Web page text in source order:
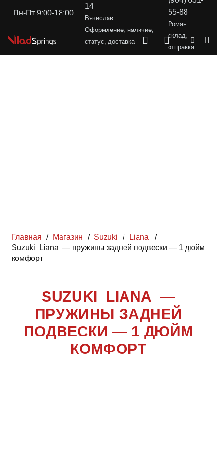
Пн-Пт 9:00-18:00
14
Вячеслав:
Оформление, наличие,
статус, доставка
55-88
Роман:
склад,
отправка
Главная / Магазин / Suzuki / Liana
/
Suzuki Liana — пружины задней подвески — 1 дюйм
комфорт
SUZUKI LIANA —
ПРУЖИНЫ ЗАДНЕЙ
ПОДВЕСКИ — 1 ДЮЙМ
КОМФОРТ